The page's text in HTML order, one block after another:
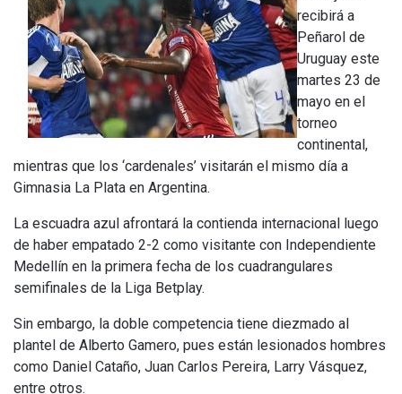
recibirá a
Peñarol de
Uruguay este
martes 23 de
mayo en el
torneo
continental,
mientras que los ‘cardenales’ visitarán el mismo día a
Gimnasia La Plata en Argentina.
La escuadra azul afrontará la contienda internacional luego
de haber empatado 2-2 como visitante con Independiente
Medellín en la primera fecha de los cuadrangulares
semifinales de la Liga Betplay.
Sin embargo, la doble competencia tiene diezmado al
plantel de Alberto Gamero, pues están lesionados hombres
como Daniel Cataño, Juan Carlos Pereira, Larry Vásquez,
entre otros.